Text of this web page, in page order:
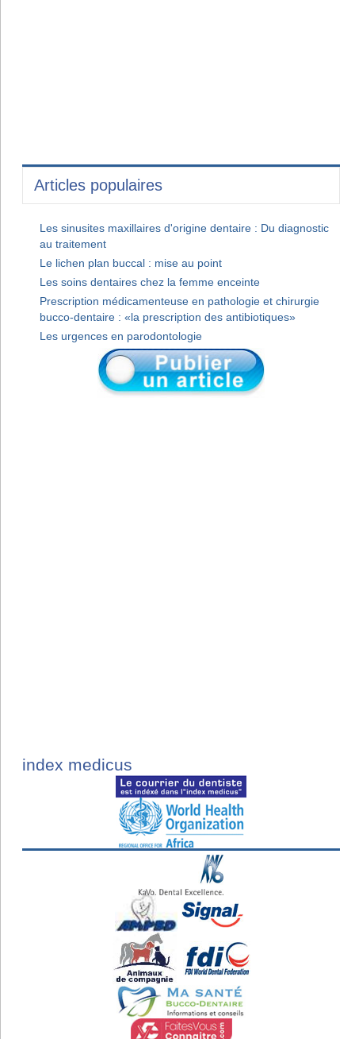
Articles populaires
Les sinusites maxillaires d'origine dentaire : Du diagnostic
au traitement
Le lichen plan buccal : mise au point
Les soins dentaires chez la femme enceinte
Prescription médicamenteuse en pathologie et chirurgie
bucco-dentaire : «la prescription des antibiotiques»
Les urgences en parodontologie
index medicus